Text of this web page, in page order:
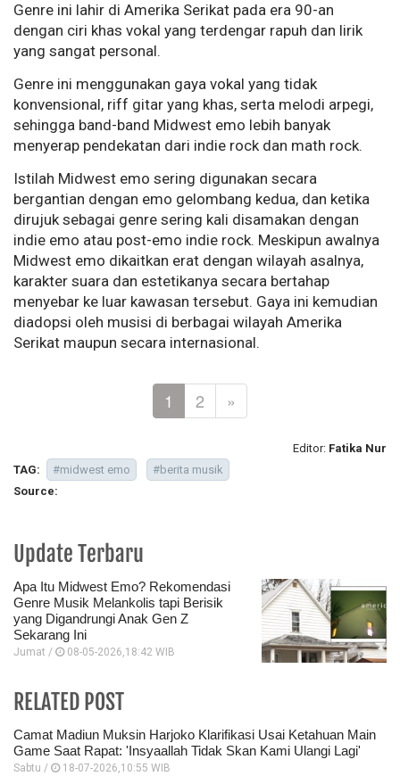
Genre ini lahir di Amerika Serikat pada era 90-an
dengan ciri khas vokal yang terdengar rapuh dan lirik
yang sangat personal.
Genre ini menggunakan gaya vokal yang tidak
konvensional, riff gitar yang khas, serta melodi arpegi,
sehingga band-band Midwest emo lebih banyak
menyerap pendekatan dari indie rock dan math rock.
Istilah Midwest emo sering digunakan secara
bergantian dengan emo gelombang kedua, dan ketika
dirujuk sebagai genre sering kali disamakan dengan
indie emo atau post-emo indie rock. Meskipun awalnya
Midwest emo dikaitkan erat dengan wilayah asalnya,
karakter suara dan estetikanya secara bertahap
menyebar ke luar kawasan tersebut. Gaya ini kemudian
diadopsi oleh musisi di berbagai wilayah Amerika
Serikat maupun secara internasional.
1 2 »
Editor: Fatika Nur
TAG:
#midwest emo
#berita musik
Source:
Update Terbaru
Apa Itu Midwest Emo? Rekomendasi
Genre Musik Melankolis tapi Berisik
yang Digandrungi Anak Gen Z
Sekarang Ini
Jumat / 08-05-2026,18:42 WIB
RELATED POST
Camat Madiun Muksin Harjoko Klarifikasi Usai Ketahuan Main
Game Saat Rapat: 'Insyaallah Tidak Skan Kami Ulangi Lagi'
Sabtu / 18-07-2026,10:55 WIB